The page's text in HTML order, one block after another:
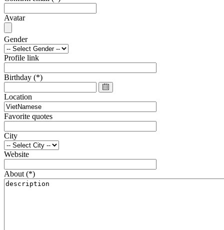
Avatar
Gender
Profile link
Birthday (*)
Location
Favorite quotes
City
Website
About (*)